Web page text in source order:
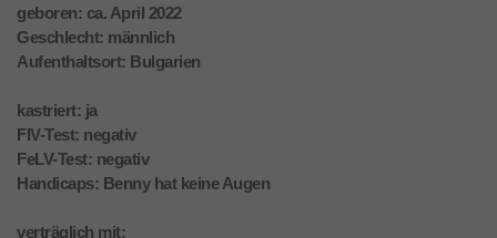
geboren: ca. April 2022
Geschlecht: männlich
Aufenthaltsort: Bulgarien
kastriert: ja
FIV-Test: negativ
FeLV-Test: negativ
Handicaps: Benny hat keine Augen
verträglich mit: